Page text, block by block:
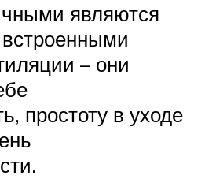
являются
– они
простоту в уходе